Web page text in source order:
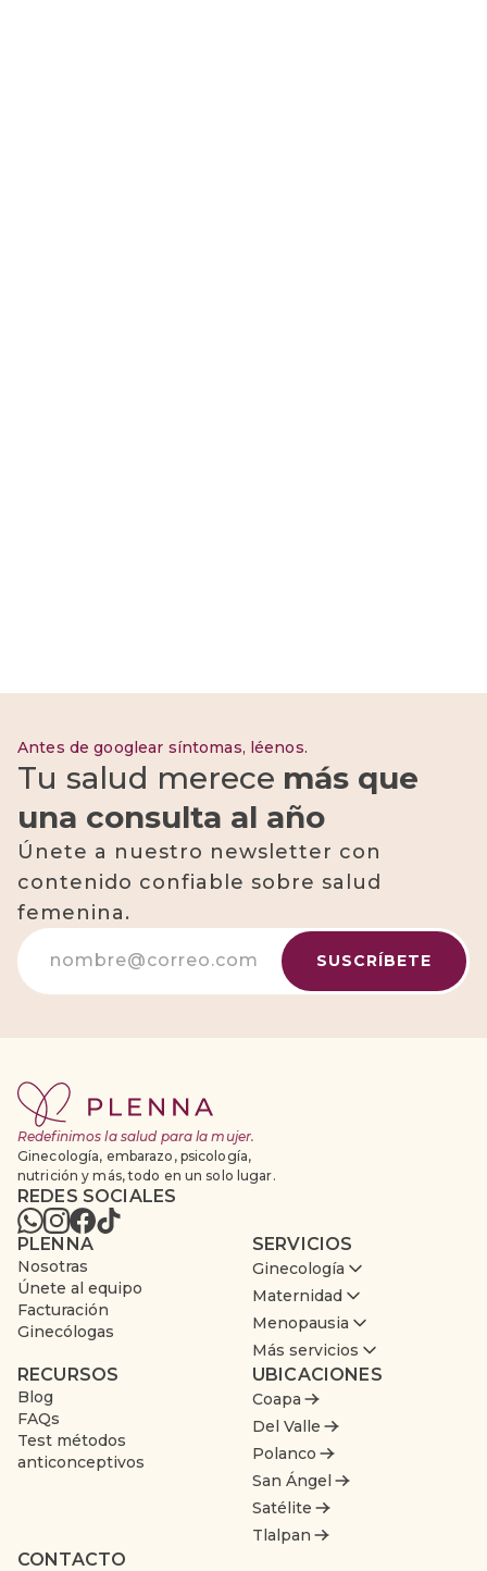
Antes de googlear síntomas, léenos.
Tu salud merece más que
una consulta al año
Únete a nuestro newsletter con
contenido confiable sobre salud
femenina.
Redefinimos la salud para la mujer.
Ginecología, embarazo, psicología,
nutrición y más, todo en un solo lugar.
REDES SOCIALES
PLENNA
Nosotras
Únete al equipo
Facturación
Ginecólogas
SERVICIOS
Ginecología
Maternidad
Menopausia
Más servicios
RECURSOS
Blog
FAQs
Test métodos
anticonceptivos
UBICACIONES
Coapa
Del Valle
Polanco
San Ángel
Satélite
Tlalpan
CONTACTO